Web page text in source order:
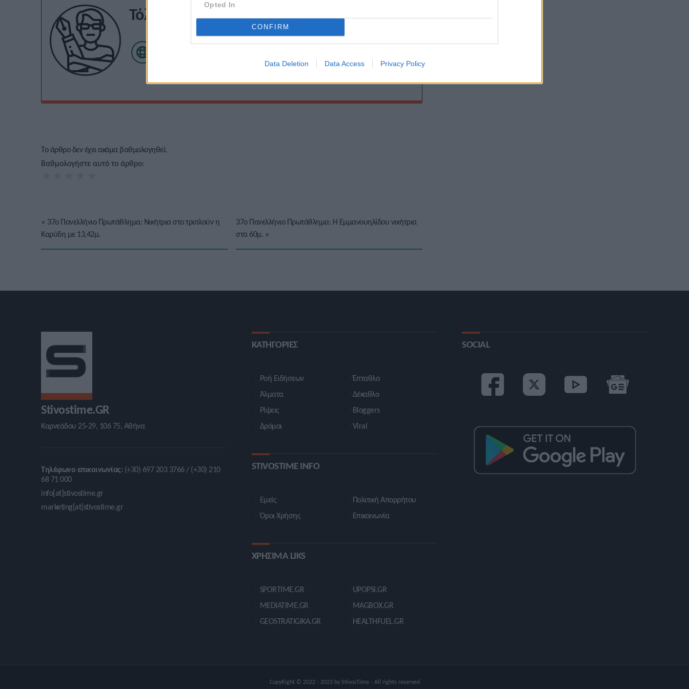
Opted In
CONFIRM
Data Deletion Data Access Privacy Policy
Τόλης Λελεκίδης
Το άρθρο δεν έχει ακόμα βαθμολογηθεί.
Βαθμολογήστε αυτό το άρθρο:
« 37ο Πανελλήνιο Πρωτάθλημα: Νικήτρια στο τριπλούν η
Καρύδη με 13,42μ.
37ο Πανελλήνιο Πρωτάθλημα: Η Εμμανουηλίδου νικήτρια
στα 60μ. »
Stivostime.GR
Καρνεάδου 25-29, 106 75, Αθήνα
Τηλέφωνο επικοινωνίας: (+30) 697 203 3766 / (+30) 210
68 71 000
info[at]stivostime.gr
marketing[at]stivostime.gr
ΚΑΤΗΓΟΡΙΕΣ
Ροή Ειδήσεων
Άλματα
Ρίψεις
Δρόμοι
Έπταθλο
Δέκαθλο
Bloggers
Viral
STIVOSTIME INFO
Εμείς
Όροι Χρήσης
Πολιτική Απορρήτου
Επικοινωνία
ΧΡΗΣΙΜΑ LIKS
SPORTIME.GR
MEDIATIME.GR
GEOSTRATIGIKA.GR
UPOPSI.GR
MAGBOX.GR
HEALTHFUEL.GR
SOCIAL
CopyRight © 2022 - 2023 by StivosTime - All rights reserved